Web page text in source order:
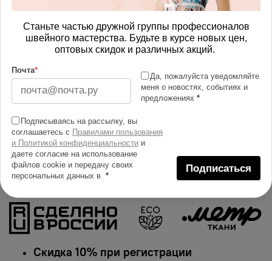
В корзину
Изменить масштаб
Купить в 1 клик
Добавить в сравнение
Описание тканей
Яркий и сочный принт на ткани саржа. Гарантированная
долговечность цвета, идеально подходит для одежды,
домашнего текстиля и аксессуаров.
Цена указана за 1
Скидка 10% при регистрации
Станьте частью дружной группы профессионалов
швейного мастерства. Будьте в курсе новых цен,
оптовых скидок и различных акций.
Почта*
Да, пожалуйста уведомляйте
меня о новостях, событиях и
предложениях *
Подписываясь на рассылку, вы
соглашаетесь с Правилами пользования
и Политикой конфиденциальности и
даете согласие на использование
файлов cookie и передачу своих
персональных данных в *
Подписаться